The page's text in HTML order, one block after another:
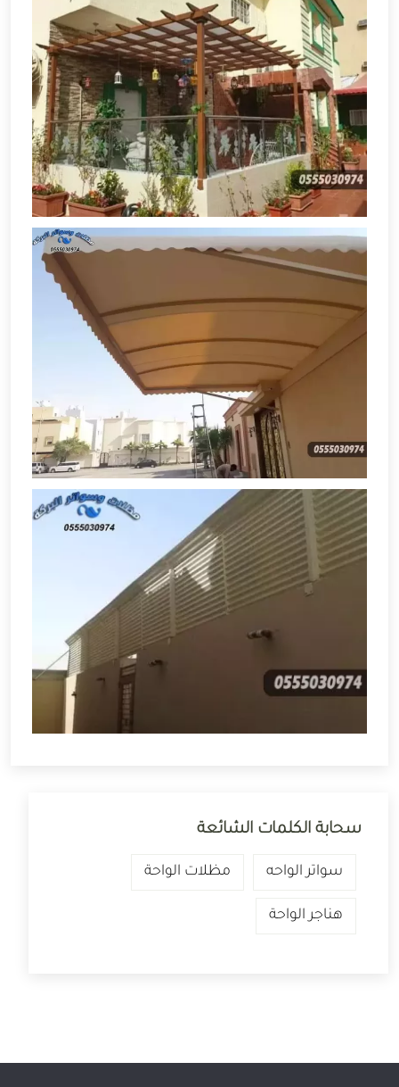
سحابة الكلمات الشائعة
سواتر الواحه مظلات الواحة
هناجر الواحة